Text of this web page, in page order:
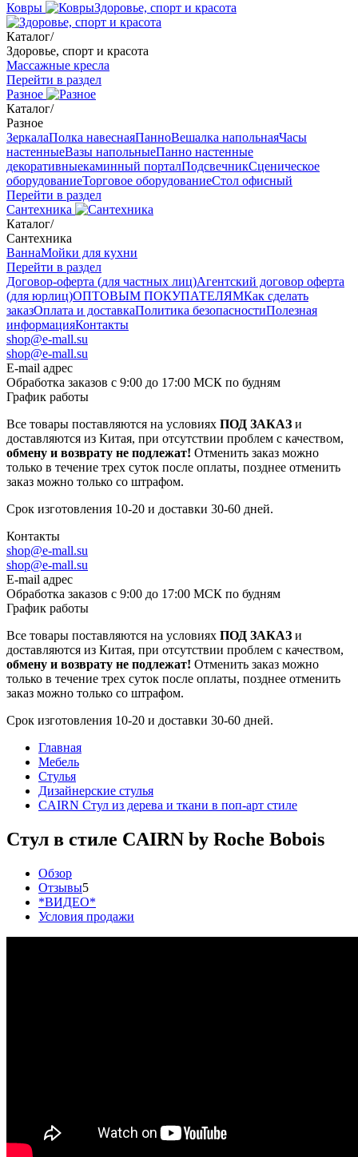
Ковры Здоровье, спорт и красота
Каталог/
Здоровье, спорт и красота
Массажные кресла
Перейти в раздел
Разное
Каталог/
Разное
ЗеркалаПолка навеснаяПанноВешалка напольнаяЧасы
настенныеВазы напольныеПанно настенные
декоративныекаминный порталПодсвечникСценическое
оборудованиеТорговое оборудованиеСтол офисный
Перейти в раздел
Сантехника
Каталог/
Сантехника
ВаннаМойки для кухни
Перейти в раздел
Договор-оферта (для частных лиц)Агентский договор оферта
(для юрлиц)ОПТОВЫМ ПОКУПАТЕЛЯМКак сделать
заказОплата и доставкаПолитика безопасностиПолезная
информацияКонтакты
shop@e-mall.su
shop@e-mall.su
E-mail адрес
Обработка заказов с 9:00 до 17:00 МСК по будням
График работы
Все товары поставляются на условиях ПОД ЗАКАЗ и
доставляются из Китая, при отсутствии проблем с качеством,
обмену и возврату не подлежат! Отменить заказ можно
только в течение трех суток после оплаты, позднее отменить
заказ можно только со штрафом.
Срок изготовления 10-20 и доставки 30-60 дней.
Контакты
shop@e-mall.su
shop@e-mall.su
E-mail адрес
Обработка заказов с 9:00 до 17:00 МСК по будням
График работы
Все товары поставляются на условиях ПОД ЗАКАЗ и
доставляются из Китая, при отсутствии проблем с качеством,
обмену и возврату не подлежат! Отменить заказ можно
только в течение трех суток после оплаты, позднее отменить
заказ можно только со штрафом.
Срок изготовления 10-20 и доставки 30-60 дней.
Главная
Мебель
Стулья
Дизайнерские стулья
CAIRN Стул из дерева и ткани в поп-арт стиле
Стул в стиле CAIRN by Roche Bobois
Обзор
Отзывы5
*ВИДЕО​*
Условия продажи